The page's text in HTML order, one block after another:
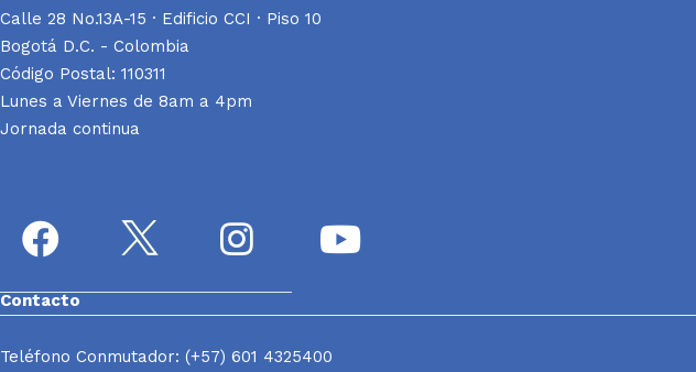
Calle 28 No.13A-15 · Edificio CCI · Piso 10
Bogotá D.C. - Colombia
Código Postal: 110311
Lunes a Viernes de 8am a 4pm
Jornada continua
Contacto
Teléfono Conmutador: (+57) 601 4325400